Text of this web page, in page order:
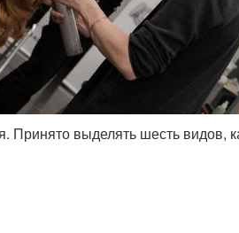
Принято выделять шесть видов,